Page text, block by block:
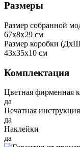
Размеры
Размер собранной
67x8x29 см
Размер коробки
43x35x10 см
Комплектация
Цветная фирменная
да
Печатная
да
Наклейки
да